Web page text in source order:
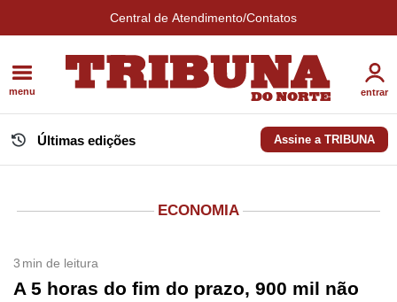
Central de Atendimento/Contatos
menu entrar
Últimas edições Assine a TRIBUNA
ECONOMIA
3 min de leitura
A 5 horas do fim do prazo, 900 mil não